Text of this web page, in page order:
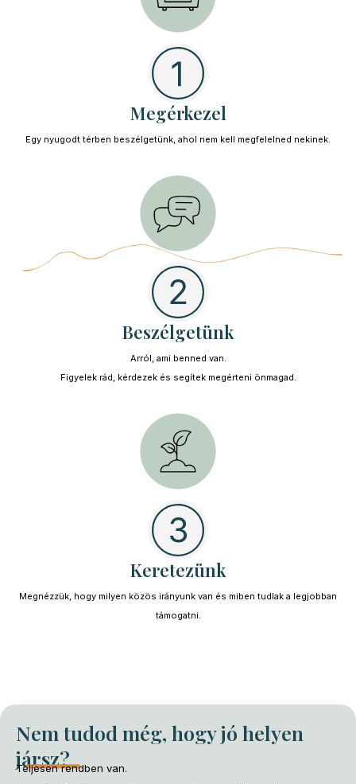
Megérkezel
Egy nyugodt térben beszélgetünk, ahol nem kell megfelelned nekinek.
Beszélgetünk
Arról, ami benned van.
Figyelek rád, kérdezek és segítek megérteni önmagad.
Keretezünk
Megnézzük, hogy milyen közös irányunk van és miben tudlak a legjobban
támogatni.
Nem tudod még, hogy jó helyen
jársz?
Teljesen rendben van.